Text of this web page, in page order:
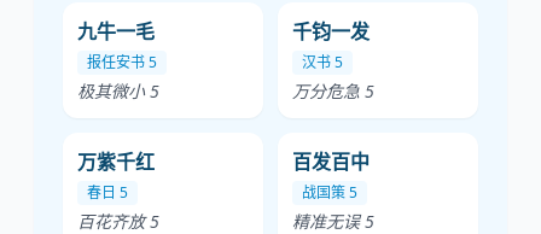
九牛一毛
报任安书 5
极其微小 5
千钧一发
汉书 5
万分危急 5
万紫千红
春日 5
百花齐放 5
百发百中
战国策 5
精准无误 5